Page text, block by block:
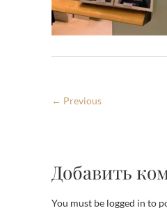
← Previous
Добавить
You must be logged in to